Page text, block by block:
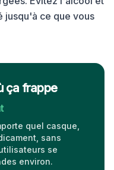
jusqu'à ce que vous
ça frappe
quel casque,
sans
se
environ.